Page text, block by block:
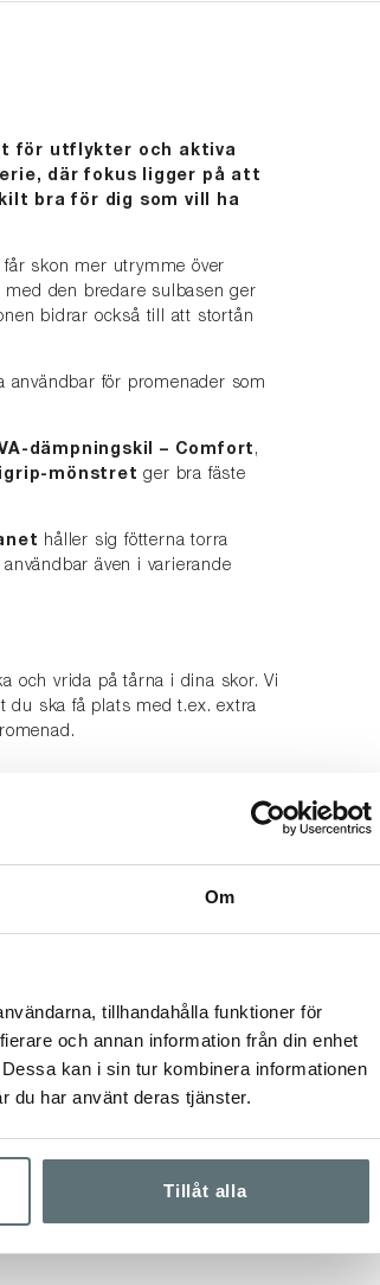
Om
tillhandahålla funktioner för
och annan information från din enhet
kan i sin tur kombinera informationen
du har använt deras tjänster.
Tillåt alla
för utflykter och aktiva
där fokus ligger på att
bra för dig som vill ha
får skon mer utrymme över
den bredare sulbasen ger
bidrar också till att stortån
för promenader som
dämpningskil – Comfort ,
mönstret ger bra fäste
håller sig fötterna torra
även i varierande
och vrida på tårna i dina skor. Vi
du ska få plats med t.ex. extra
fukt och släpper den bara
kännas kalla. Det är därför en
polyamid) är bäst.
men vårdprodukterna är flyktiga.